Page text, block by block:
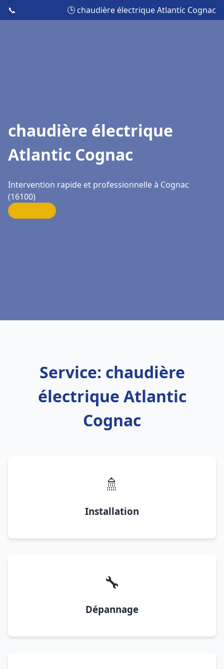
📞 🕒 chaudière électrique Atlantic Cognac
chaudière électrique
Atlantic Cognac
Intervention rapide et professionnelle à Cognac
(16100)
Service: chaudière
électrique Atlantic
Cognac
🚿
Installation
🔧
Dépannage